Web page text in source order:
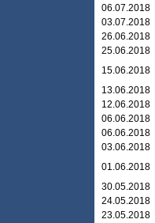
06.07.2018
03.07.2018
26.06.2018
25.06.2018
15.06.2018
13.06.2018
12.06.2018
06.06.2018
06.06.2018
03.06.2018
01.06.2018
30.05.2018
24.05.2018
23.05.2018